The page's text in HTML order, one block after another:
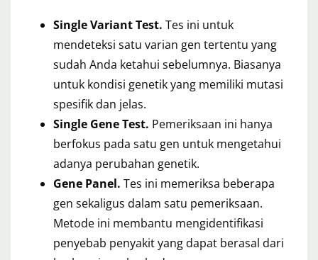
Single Variant Test. Tes ini untuk
mendeteksi satu varian gen tertentu yang
sudah Anda ketahui sebelumnya. Biasanya
untuk kondisi genetik yang memiliki mutasi
spesifik dan jelas.
Single Gene Test. Pemeriksaan ini hanya
berfokus pada satu gen untuk mengetahui
adanya perubahan genetik.
Gene Panel. Tes ini memeriksa beberapa
gen sekaligus dalam satu pemeriksaan.
Metode ini membantu mengidentifikasi
penyebab penyakit yang dapat berasal dari